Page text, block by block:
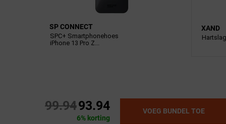
SP CONNECT
SPC+ Smartphonehoes
iPhone 13 Pro Z...
XAND
99.9493.94
6% korting
VOEG BUNDEL TOE